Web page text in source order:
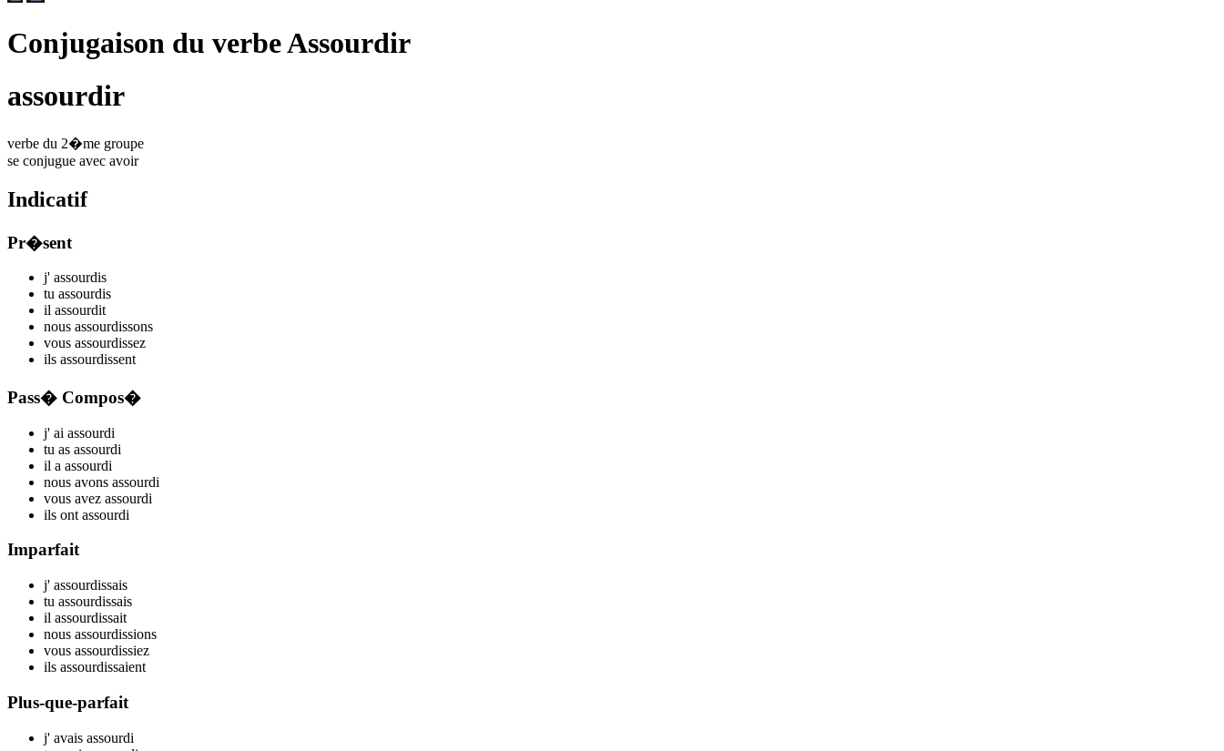
Conjugaison du verbe Assourdir
assourdir
verbe du 2�me groupe
se conjugue avec avoir
Indicatif
Pr�sent
j' assourdis
tu assourdis
il assourdit
nous assourdissons
vous assourdissez
ils assourdissent
Pass� Compos�
j' ai assourdi
tu as assourdi
il a assourdi
nous avons assourdi
vous avez assourdi
ils ont assourdi
Imparfait
j' assourdissais
tu assourdissais
il assourdissait
nous assourdissions
vous assourdissiez
ils assourdissaient
Plus-que-parfait
j' avais assourdi